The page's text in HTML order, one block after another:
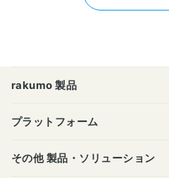
rakumo 製品
プラットフォーム
その他 製品・ソリューション